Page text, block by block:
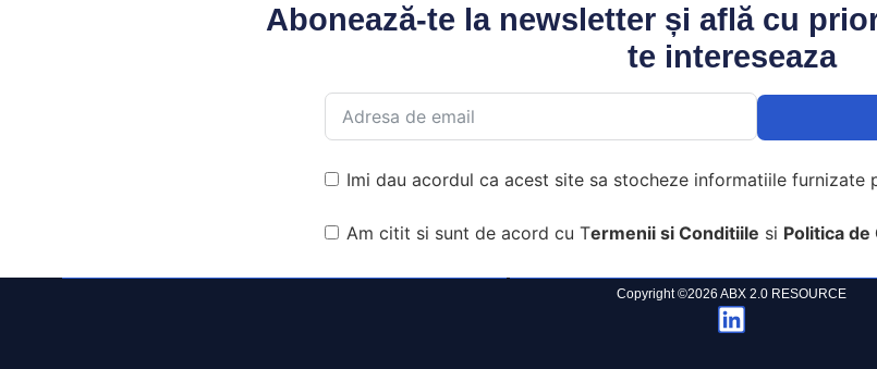
Abonează-te la newsletter și află cu
te intereseaza
Imi dau acordul ca acest site sa stocheze informatiile furnizate
Am citit si sunt de acord cu Termenii si Conditiile si Politica
Copyright ©2026 ABX 2.0 RESOURCE